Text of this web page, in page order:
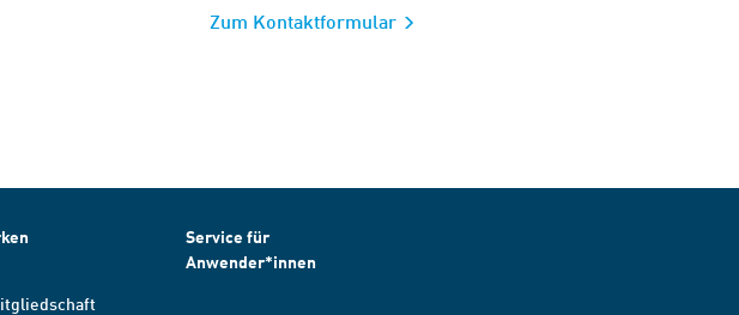
Zum Kontaktformular
Service für
Anwender*innen